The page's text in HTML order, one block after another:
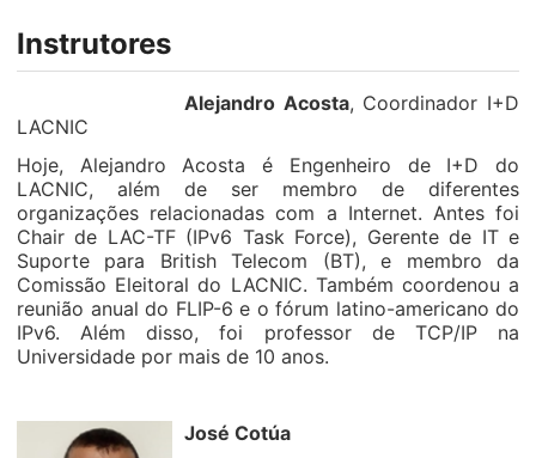
Instrutores
Alejandro Acosta, Coordinador I+D
LACNIC
Hoje, Alejandro Acosta é Engenheiro de I+D do
LACNIC, além de ser membro de diferentes
organizações relacionadas com a Internet. Antes foi
Chair de LAC-TF (IPv6 Task Force), Gerente de IT e
Suporte para British Telecom (BT), e membro da
Comissão Eleitoral do LACNIC. Também coordenou a
reunião anual do FLIP-6 e o fórum latino-americano do
IPv6. Além disso, foi professor de TCP/IP na
Universidade por mais de 10 anos.
José Cotúa